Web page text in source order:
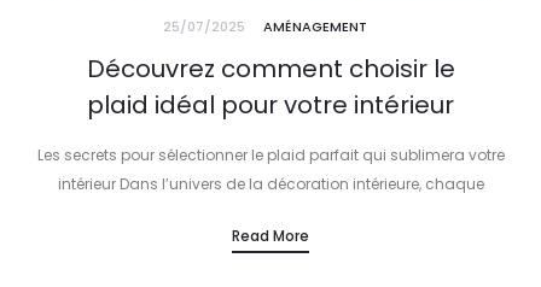
25/07/2025 AMÉNAGEMENT
Découvrez comment choisir le
plaid idéal pour votre intérieur
Les secrets pour sélectionner le plaid parfait qui sublimera votre
intérieur Dans l’univers de la décoration intérieure, chaque
Read More